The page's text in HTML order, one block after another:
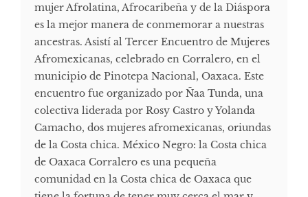
mujer Afrolatina, Afrocaribeña y de la Diáspora
es la mejor manera de conmemorar a nuestras
ancestras. Asistí al Tercer Encuentro de Mujeres
Afromexicanas, celebrado en Corralero, en el
municipio de Pinotepa Nacional, Oaxaca. Este
encuentro fue organizado por Ñaa Tunda, una
colectiva liderada por Rosy Castro y Yolanda
Camacho, dos mujeres afromexicanas, oriundas
de la Costa chica. México Negro: la Costa chica
de Oaxaca Corralero es una pequeña
comunidad en la Costa chica de Oaxaca que